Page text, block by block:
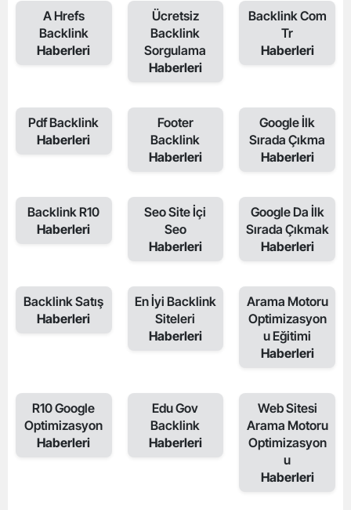
A Hrefs
Backlink
Haberleri
Ücretsiz
Backlink
Sorgulama
Haberleri
Backlink Com
Tr
Haberleri
Pdf Backlink
Haberleri
Footer
Backlink
Haberleri
Google İlk
Sırada Çıkma
Haberleri
Backlink R10
Haberleri
Seo Site İçi
Seo
Haberleri
Google Da İlk
Sırada Çıkmak
Haberleri
Backlink Satış
Haberleri
En İyi Backlink
Siteleri
Haberleri
Arama Motoru
Optimizasyon
u Eğitimi
Haberleri
R10 Google
Optimizasyon
Haberleri
Edu Gov
Backlink
Haberleri
Web Sitesi
Arama Motoru
Optimizasyon
u
Haberleri